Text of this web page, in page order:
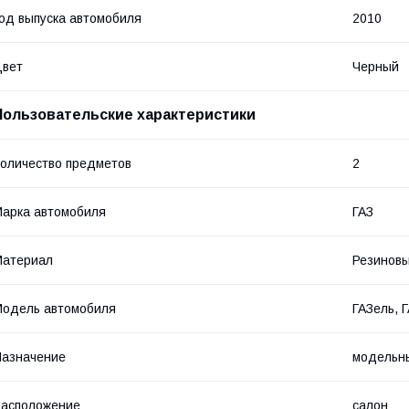
выпуска автомобиля 2010
Черный
характеристики
предметов 2
автомобиля ГАЗ
автомобиля ГАЗель,
салон